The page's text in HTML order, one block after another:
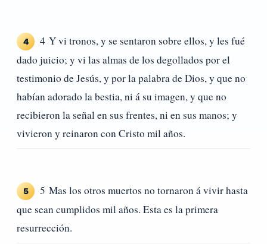
4
4 Y vi tronos, y se sentaron sobre ellos, y les fué
dado juicio; y vi las almas de los degollados por el
testimonio de Jesús, y por la palabra de Dios, y que no
habían adorado la bestia, ni á su imagen, y que no
recibieron la señal en sus frentes, ni en sus manos; y
vivieron y reinaron con Cristo mil años.
5
5 Mas los otros muertos no tornaron á vivir hasta
que sean cumplidos mil años. Esta es la primera
resurrección.